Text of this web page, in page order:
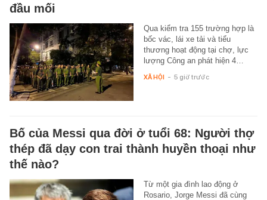
đầu mối
Qua kiểm tra 155 trường hợp là
bốc vác, lái xe tải và tiểu
thương hoạt động tại chợ, lực
lượng Công an phát hiện 4…
XÃ HỘI - 5 giờ trước
Bố của Messi qua đời ở tuổi 68: Người thợ
thép đã dạy con trai thành huyền thoại như
thế nào?
Từ một gia đình lao động ở
Rosario, Jorge Messi đã cùng